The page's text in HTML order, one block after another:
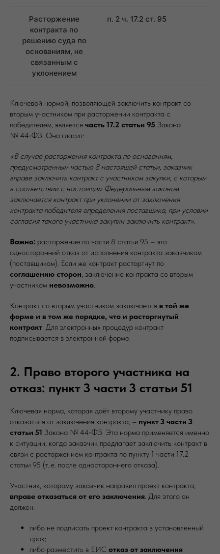
Расторжение
контракта по
решению суда по
основаниям, не
связанным с
уклонением
п. 2 ч. 17.2 ст. 95
Ключевой нормой, позволяющей заключить контракт со
вторым участником при расторжении контракта с
победителем, является часть 17.2 статьи 95 Закона
№ 44‑ФЗ. Она гласит:
«В случае расторжения контракта по основаниям,
предусмотренным частью 8 настоящей статьи, заказчик
вправе заключить контракт с участником закупки, с которым
в соответствии с настоящим Федеральным законом
заключается контракт при уклонении от заключения
контракта победителя определения поставщика, при условии
согласия такого участника закупки заключить контракт».
Важно: расторжение по части 8 статьи 95 – это
односторонний отказ от исполнения контракта заказчиком
(поставщиком). Если же контракт расторгнут по
соглашению сторон, заключение контракта со вторым
участником невозможно.
Контракт со вторым участником заключается в той же
форме и в том же порядке, что и расторгнутый
контракт. Для электронных процедур контракт
подписывается в электронной форме.
2. Право второго участника на
отказ: пункт 3 части 3 статьи 51
Ключевая норма, которая даёт второму участнику право
отказаться от заключения контракта, – пункт 3 части 3
статьи 51 Закона № 44‑ФЗ. Эта норма применяется именно
к ситуации, когда заказчик предлагает заключить контракт в
связи с расторжением контракта по пункту 1 части 17.2
статьи 95 (т. е. после одностороннего отказа).
Участник, которому заказчик направил проект контракта,
вправе отказаться от его заключения. Для этого он
должен:
либо не подписать проект контракта в установленный
срок;
либо разместить в ЕИС отказ от заключения